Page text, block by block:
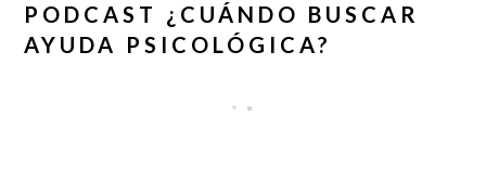
PODCAST ¿CUÁNDO BUSCAR
AYUDA PSICOLÓGICA?